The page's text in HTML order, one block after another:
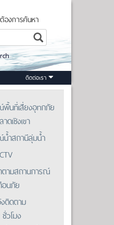
องการค้นหา
ติดต่อเรา
พื้นที่เสี่ยงอุทกภัย
ดเชิงเขา
ำสถานีลุ่มน้ำ
ตามสถานการณ์
อนภัย
ติดตาม
วโมง